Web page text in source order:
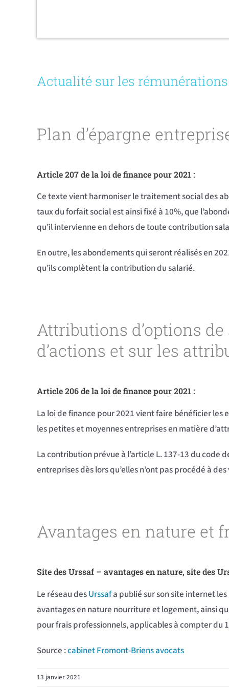
Actualité sur les rémunérations
Plan d’épargne
Article 207 de la loi de finance pour 2021 :
Ce texte vient harmoniser le traitement social des
taux du forfait social est ainsi fixé à 10%, que
qu’il intervienne en dehors de toute contribution
En outre, les abondements qui seront réalisés en
qu’ils complètent la contribution du salarié.
Attributions d’options
d’actions et sur les
Article 206 de la loi de finance pour 2021 :
La loi de finance pour 2021 vient faire bénéficier
les petites et moyennes entreprises en matière
La contribution prévue à l’article L. 137-13 du code
entreprises dès lors qu’elles n’ont pas procédé à
Avantages en nature et
Site des Urssaf – avantages en nature, site des
Le réseau desUrssafa publié sur son site internet
avantages en nature nourriture et logement, ainsi
pour frais professionnels, applicables à compter du
Source :cabinet Fromont-Briens avocats
13 janvier 2021